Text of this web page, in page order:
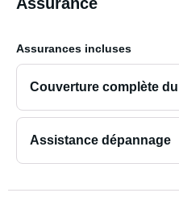
Assurances incluses
Couverture complète
Assistance dépannage